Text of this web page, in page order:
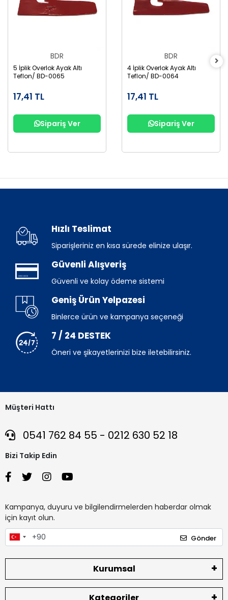
BDR
5 İplik Overlok Ayak Altı
Teflon/ BD-0065
17,41 TL
Sipariş Ver
BDR
4 İplik Overlok Ayak Altı
Teflon/ BD-0064
17,41 TL
Sipariş Ver
Hızlı Teslimat
Siparişleriniz en kısa sürede elinize ulaşır.
Güvenli Alışveriş
Güvenli ve kolay ödeme sistemi
Geniş Ürün Yelpazesi
Binlerce ürün ve kampanya seçeneği
7 / 24 DESTEK
Öneri ve şikayetlerinizi bize iletebilirsiniz.
Müşteri Hattı
0541 762 84 55 - 0212 630 52 18
Bizi Takip Edin
Kampanya, duyuru ve bilgilendirmelerden haberdar olmak
için kayıt olun.
Gönder
Kurumsal